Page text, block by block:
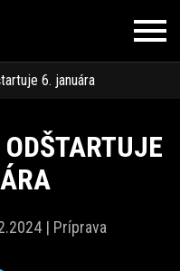
6. januára
| Príprava